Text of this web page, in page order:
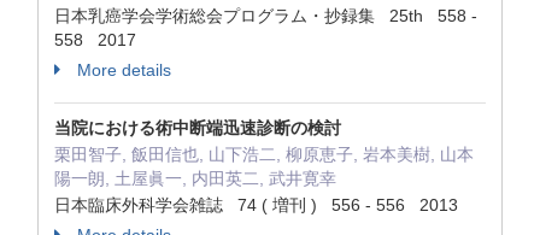
日本乳癌学会学術総会プログラム・抄録集 25th 558 -
558 2017
More details
当院における術中断端迅速診断の検討
栗田智子, 飯田信也, 山下浩二, 柳原恵子, 岩本美樹, 山本
陽一朗, 土屋眞一, 内田英二, 武井寛幸
日本臨床外科学会雑誌 74 ( 増刊 ) 556 - 556 2013